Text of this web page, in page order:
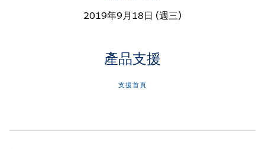
2019年9月18日 (週三)
產品支援
支援首頁